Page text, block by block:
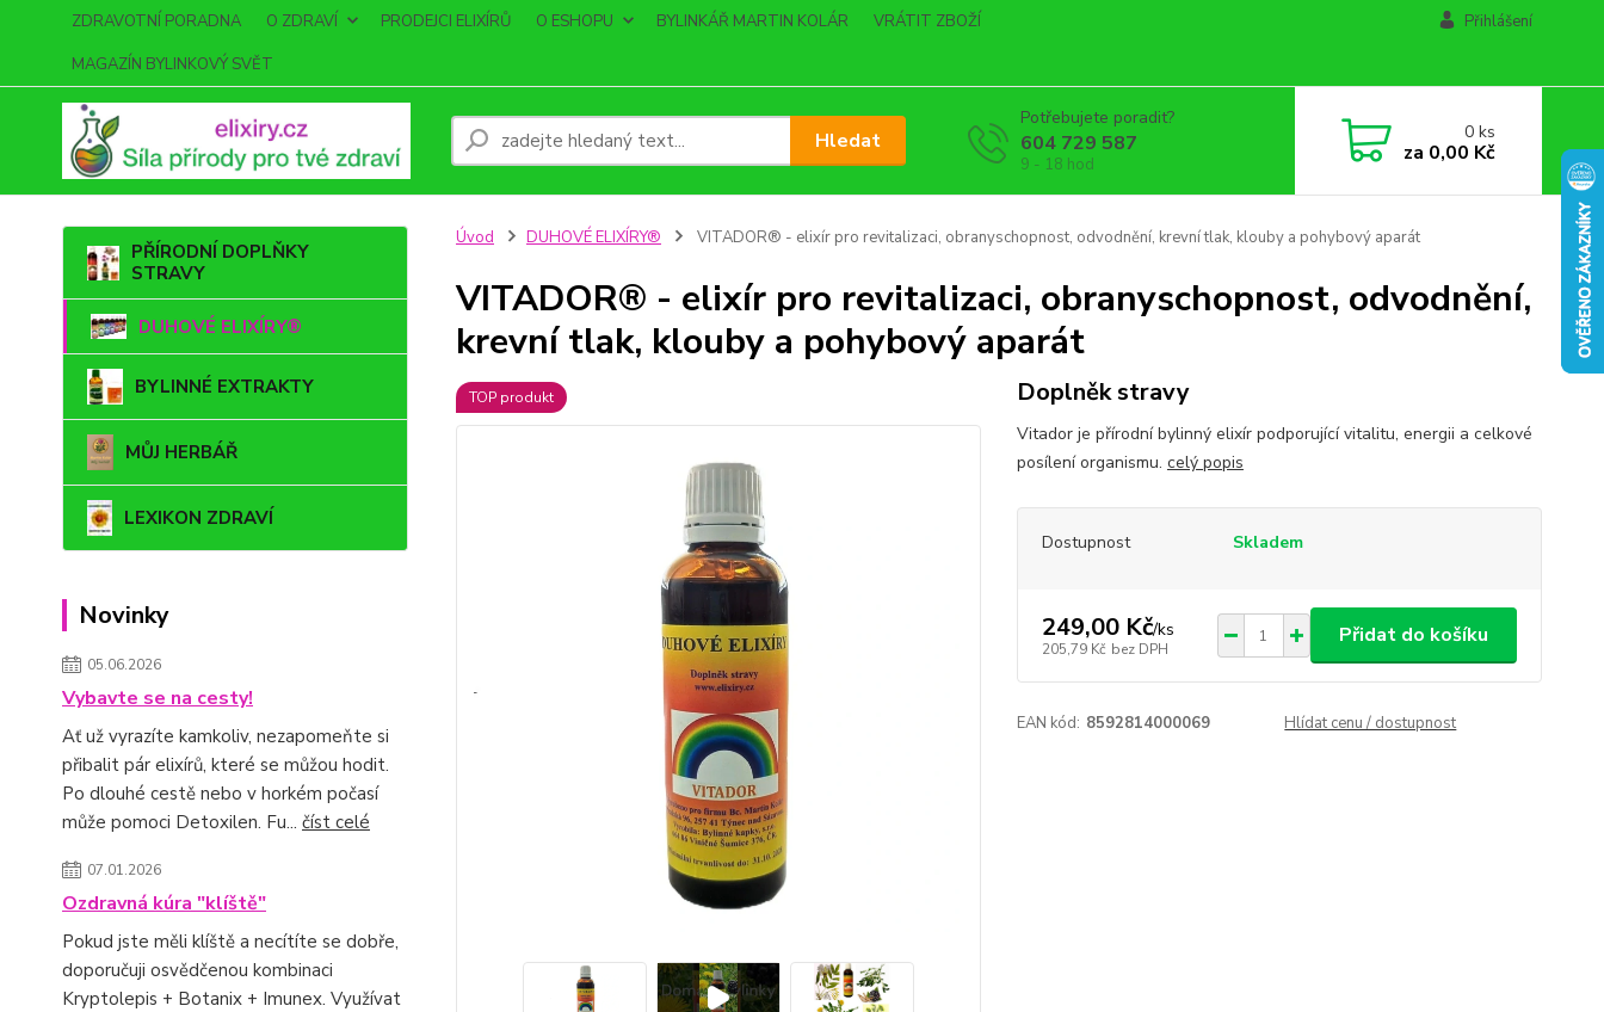
ZDRAVOTNÍ PORADNA O ZDRAVÍ PRODEJCI ELIXÍRŮ O ESHOPU BYLINKÁŘ MARTIN KOLÁR
VRÁTIT ZBOŽÍ
MAGAZÍN BYLINKOVÝ SVĚT
Přihlášení
Hledat
Potřebujete poradit?
604 729 587
9 - 18 hod
0ks
za 0,00 Kč
PŘÍRODNÍ DOPLŇKY
STRAVY
DUHOVÉ ELIXÍRY®
BYLINNÉ EXTRAKTY
MŮJ HERBÁŘ
LEXIKON ZDRAVÍ
Novinky
05.06.2026
Vybavte se na cesty!
Ať už vyrazíte kamkoliv, nezapomeňte si
přibalit pár elixírů, které se můžou hodit.
Po dlouhé cestě nebo v horkém počasí
může pomoci Detoxilen. Fu... číst celé
07.01.2026
Ozdravná kúra "klíště"
Pokud jste měli klíště a necítíte se dobře,
doporučuji osvědčenou kombinaci
Kryptolepis + Botanix + Imunex. Využívat
Úvod DUHOVÉ ELIXÍRY® VITADOR® - elixír pro revitalizaci, obranyschopnost, odvodnění, krevní tlak, klouby a pohybový aparát
VITADOR® - elixír pro revitalizaci, obranyschopnost, odvodnění,
krevní tlak, klouby a pohybový aparát
TOP produkt Doplněk stravy
Vitador je přírodní bylinný elixír podporující vitalitu, energii a celkové
posílení organismu. celý popis
Dostupnost Skladem
249,00 Kč/ks
205,79 Kč bez DPH
Přidat do košíku
EAN kód: 8592814000069 Hlídat cenu / dostupnost